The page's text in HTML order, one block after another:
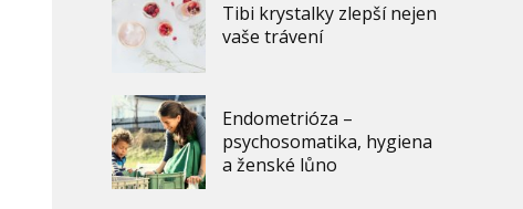
Tibi krystalky zlepší nejen
vaše trávení
Endometrióza –
psychosomatika, hygiena
a ženské lůno